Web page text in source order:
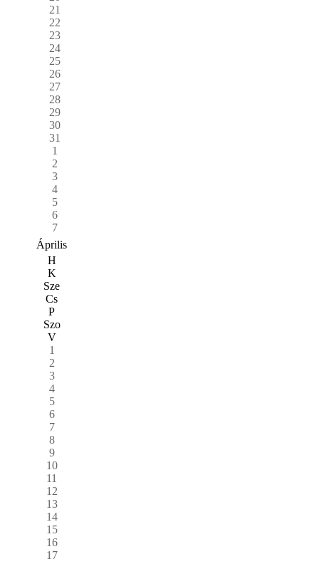
21
22
23
24
25
26
27
28
29
30
31
1
2
3
4
5
6
7
Április
H
K
Sze
Cs
P
Szo
V
1
2
3
4
5
6
7
8
9
10
11
12
13
14
15
16
17